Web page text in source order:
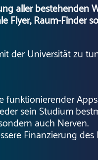
aller bestehenden
Flyer, Raum-Finder
der Universität zu
funktionierender
sein Studium
auch Nerven.
Finanzierung